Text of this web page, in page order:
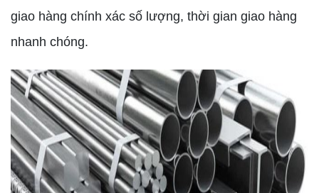
giao hàng chính xác số lượng, thời gian giao hàng
nhanh chóng.